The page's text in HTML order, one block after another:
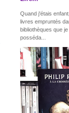
Quand j'étais
livres empruntés
bibliothèques que
posséda...